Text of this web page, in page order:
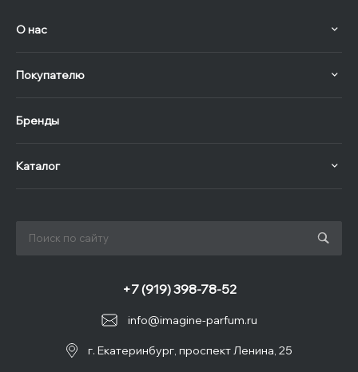
О нас
Покупателю
Бренды
Каталог
info@imagine-parfum.ru
+7 (919) 398-78-52
г. Екатеринбург, проспект Ленина, 25